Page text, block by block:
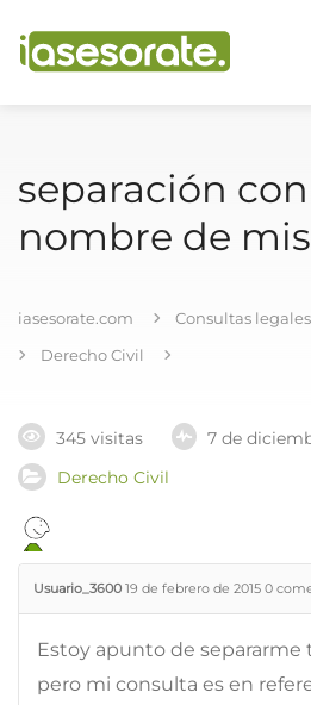
separación
nombre de
iasesorate.com
Consultas
Derecho Civil
345 visitas
7 de
Derecho Civil
Usuario_3600 19 de febrero de 2015 0
Estoy apunto de separarme
pero mi consulta es en